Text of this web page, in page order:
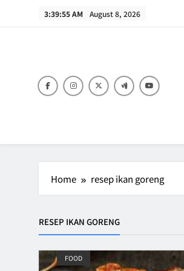
3:39:55 AM August 8, 2026
Home resep ikan goreng
RESEP IKAN GORENG
FOOD